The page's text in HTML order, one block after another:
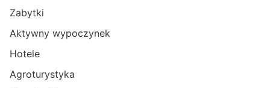
Zabytki
Aktywny wypoczynek
Hotele
Agroturystyka